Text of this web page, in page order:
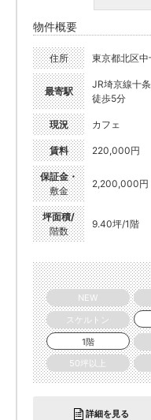
物件概要
住所 東京都北区
最寄駅
JR埼京線十
徒歩5分
現況 カフェ
賃料 220,000円
保証金・
敷金
2,200,000円
坪面積/
階数
9.40坪/1階
NEW
スケルトン
1階
50坪以上
詳細を見る